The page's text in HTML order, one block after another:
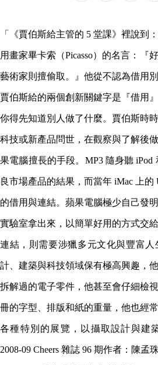
「《賈伯斯給主管的 5 堂課》裡說到
用畫家畢卡索（Picasso）的名言：『
藝術家則擅偷取。』他從不認為借用
賈伯斯給的兩個創新關鍵字是『借用
你得先知道別人做了什麼。賈伯斯時
科技或新產品問世，在觀察與了解後
果電腦擅長的手段。MP3 隨身聽 iPod
良市場產品的結果，而當年 iMac 上
的借用與連結。蘋果電腦極少自己發
實驗室拿出來，以簡單好用的方式交給
連結，則需要涉獵多元文化與豐富
計、建築與科技領域保有極高興趣，
拆解過的電子零件，他甚至會仔細檢
冊的字型、排版和紙的重量，他也經
各種特別的展覽，以攝取設計與建
2008-09 Cheers 雜誌 96 期作者：陳孟珠